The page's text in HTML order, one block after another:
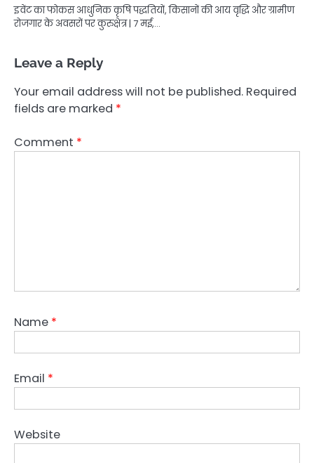
इवेंट का फोकस आधुनिक कृषि पद्धतियों, किसानों की आय वृद्धि और ग्रामीण
रोजगार के अवसरों पर कुरुक्षेत्र | 7 मई,…
Leave a Reply
Your email address will not be published. Required
fields are marked *
Comment *
Name *
Email *
Website